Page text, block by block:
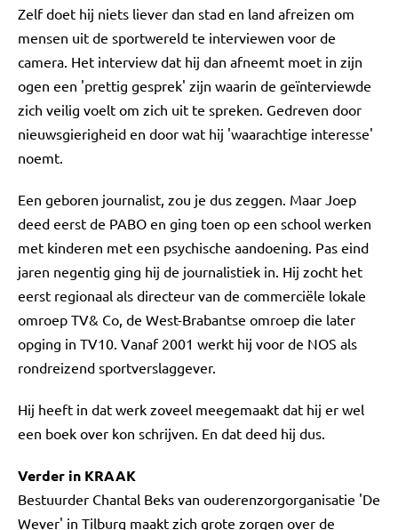
Zelf doet hij niets liever dan stad en land afreizen om
mensen uit de sportwereld te interviewen voor de
camera. Het interview dat hij dan afneemt moet in zijn
ogen een 'prettig gesprek' zijn waarin de geïnterviewde
zich veilig voelt om zich uit te spreken. Gedreven door
nieuwsgierigheid en door wat hij 'waarachtige interesse'
noemt.
Een geboren journalist, zou je dus zeggen. Maar Joep
deed eerst de PABO en ging toen op een school werken
met kinderen met een psychische aandoening. Pas eind
jaren negentig ging hij de journalistiek in. Hij zocht het
eerst regionaal als directeur van de commerciële lokale
omroep TV& Co, de West-Brabantse omroep die later
opging in TV10. Vanaf 2001 werkt hij voor de NOS als
rondreizend sportverslaggever.
Hij heeft in dat werk zoveel meegemaakt dat hij er wel
een boek over kon schrijven. En dat deed hij dus.
Verder in KRAAK
Bestuurder Chantal Beks van ouderenzorgorganisatie 'De
Wever' in Tilburg maakt zich grote zorgen over de